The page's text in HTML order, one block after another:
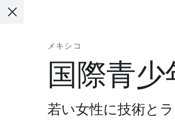
メキシコ
国際青
若い女性に技術と